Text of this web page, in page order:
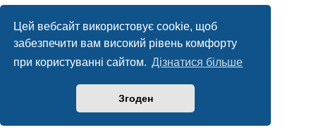
Цей вебсайт використовує cookie, щоб
забезпечити вам високий рівень комфорту
при користуванні сайтом. Дізнатися більше
Згоден
Конфіденційність|Умови